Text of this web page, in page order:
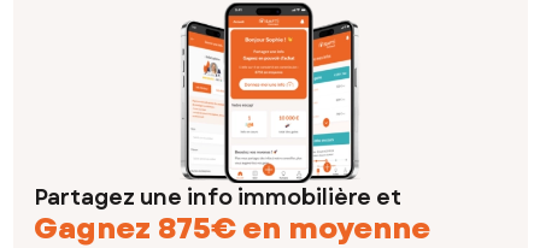
Partagez une info immobilière et
Gagnez 875€ en moyenne